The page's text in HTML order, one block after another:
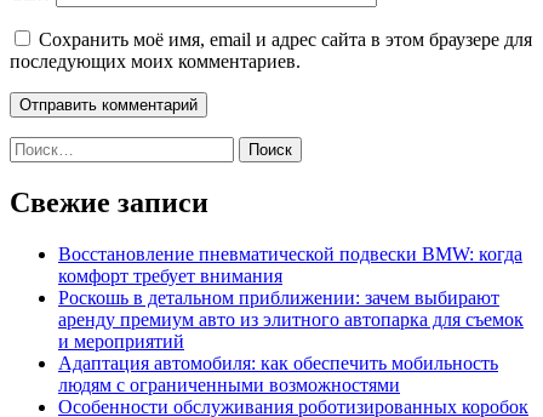
Сохранить моё имя, email и адрес сайта в этом браузере для
последующих моих комментариев.
Найти:
Свежие записи
Восстановление пневматической подвески BMW: когда
комфорт требует внимания
Роскошь в детальном приближении: зачем выбирают
аренду премиум авто из элитного автопарка для съемок
и мероприятий
Адаптация автомобиля: как обеспечить мобильность
людям с ограниченными возможностями
Особенности обслуживания роботизированных коробок